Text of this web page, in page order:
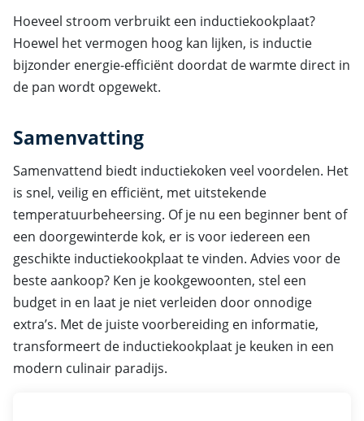
Hoeveel stroom verbruikt een inductiekookplaat?
Hoewel het vermogen hoog kan lijken, is inductie
bijzonder energie-efficiënt doordat de warmte direct in
de pan wordt opgewekt.
Samenvatting
Samenvattend biedt inductiekoken veel voordelen. Het
is snel, veilig en efficiënt, met uitstekende
temperatuurbeheersing. Of je nu een beginner bent of
een doorgewinterde kok, er is voor iedereen een
geschikte inductiekookplaat te vinden. Advies voor de
beste aankoop? Ken je kookgewoonten, stel een
budget in en laat je niet verleiden door onnodige
extra’s. Met de juiste voorbereiding en informatie,
transformeert de inductiekookplaat je keuken in een
modern culinair paradijs.